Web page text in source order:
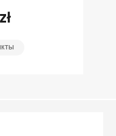
zł